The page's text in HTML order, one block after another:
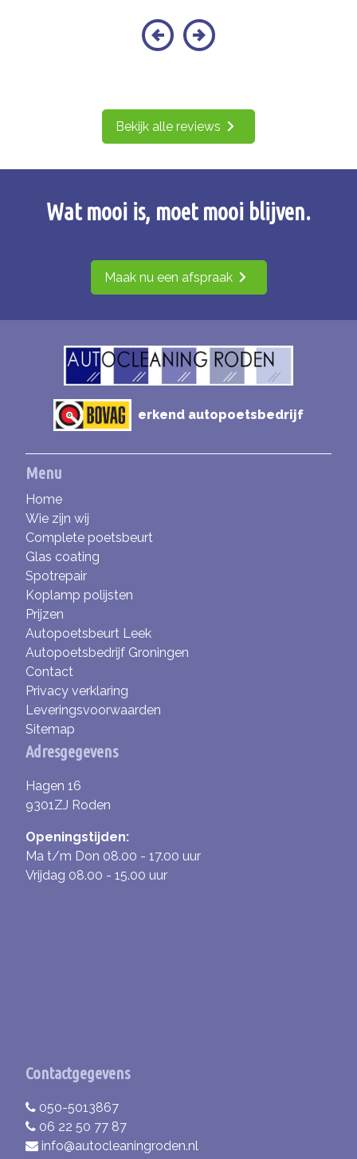
Wat mooi is, moet mooi blijven.
Maak nu een afspraak
Bekijk alle reviews
erkend autopoetsbedrijf
Menu
Home
Wie zijn wij
Complete poetsbeurt
Glas coating
Spotrepair
Koplamp polijsten
Prijzen
Autopoetsbeurt Leek
Autopoetsbedrijf Groningen
Contact
Privacy verklaring
Leveringsvoorwaarden
Sitemap
Adresgegevens
Hagen 16
9301ZJ Roden
Openingstijden:
Ma t/m Don 08.00 - 17.00 uur
Vrijdag 08.00 - 15.00 uur
Contactgegevens
050-5013867
06 22 50 77 87
info@autocleaningroden.nl